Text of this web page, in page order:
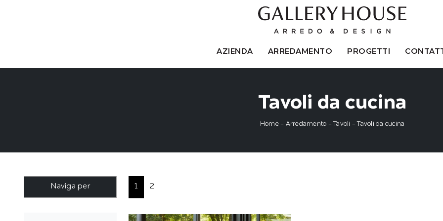
AZIENDA ARREDAMENTO PROGETTI
Tavoli da cucina
Home- Arredamento -Tavoli -Tavoli da cucina
1 2
Naviga per